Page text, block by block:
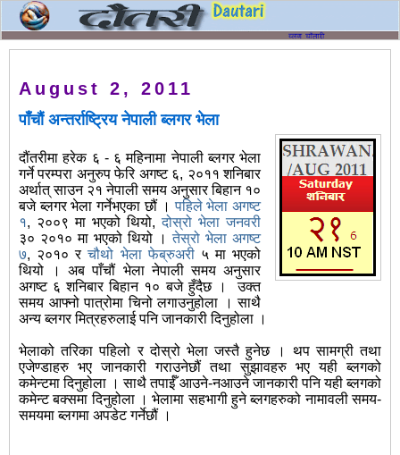
August 2, 2011
पाँचौं अन्तर्राष्ट्रिय नेपाली ब्लगर भेला
दौंतरीमा हरेक ६ - ६ महिनामा नेपाली ब्लगर भेला
गर्ने परम्परा अनुरुप फेरि अगष्ट ६, २०११ शनिबार
अर्थात् साउन २१ नेपाली समय अनुसार बिहान १०
बजे ब्लगर भेला गर्नेभएका छौं ।पहिले भेला अगष्ट
१, २००९ मा भएको थियो,दोस्रो भेला जनवरी
३० २०१० मा भएको थियो ।तेस्रो भेला अगष्ट
७, २०१० रचौथो भेला फेब्रुअरी५ मा भएको
थियो । अब पाँचौं भेला नेपाली समय अनुसार
अगष्ट ६ शनिबार बिहान १० बजे हुँदैछ । उक्त
समय आफ्नो पात्रोमा चिनो लगाउनुहोला । साथै
अन्य ब्लगर मित्रहरुलाई पनि जानकारी दिनुहोला ।
भेलाको तरिका पहिलो र दोस्रो भेला जस्तै हुनेछ । थप सामग्री तथा
एजेण्डाहरु भए जानकारी गराउनेछौं तथा सुझावहरु भए यही ब्लगको
कमेन्टमा दिनुहोला । साथै तपाईँ आउने-नआउने जानकारी पनि यही ब्लगको
कमेन्ट बक्समा दिनुहोला । भेलामा सहभागी हुने ब्लगहरुको नामावली समय-
समयमा ब्लगमा अपडेट गर्नेछौं ।